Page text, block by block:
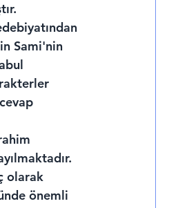
Sami'nin
olarak
önemli